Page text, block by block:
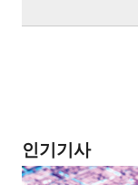
인기기사